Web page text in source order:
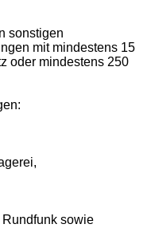
sonstigen
mit mindestens 15
oder mindestens 250
sowie